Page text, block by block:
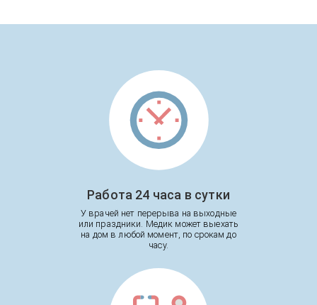
Работа 24 часа в сутки
У врачей нет перерыва на выходные
или праздники. Медик может выехать
на дом в любой момент, по срокам до
часу.